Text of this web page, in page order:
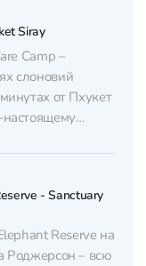
Siray
Camp –
слоновий
от Пхукет
в Phuket
можно у нас
- Sanctuary
Reserve на
Роджерсон – всю